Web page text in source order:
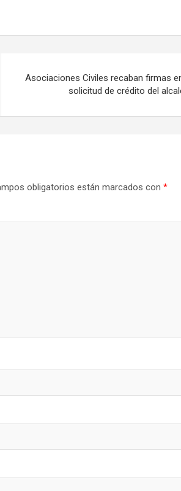
Asociaciones Civiles recaban firmas
solicitud de crédito del
obligatorios están marcados con *